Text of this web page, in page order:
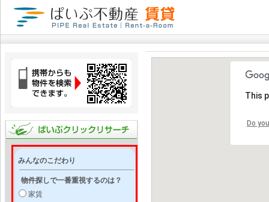
みんなのこだわり
物件探しで一番重視するのは？
家賃
This
Do